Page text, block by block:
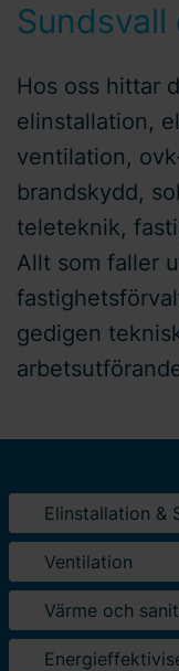
Sundsvall
Hos oss hittar
elinstallation,
ventilation,
brandskydd,
teleteknik,
Allt som faller
gedigen
Elinstallation &
Ventilation
Värme och